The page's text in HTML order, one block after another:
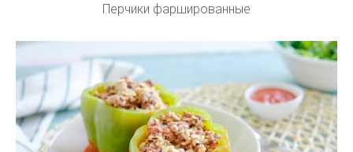
Перчики фаршированные